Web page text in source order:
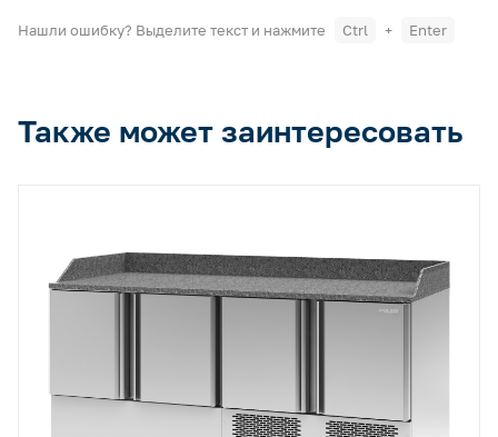
Нашли ошибку? Выделите текст и нажмите Ctrl + Enter
Также может заинтересовать